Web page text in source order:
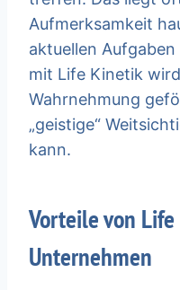
Aufmerksamkeit
aktuellen
mit Life Kinetik
Wahrnehmung
„geistige“
kann.
Vorteile von
Unternehmen